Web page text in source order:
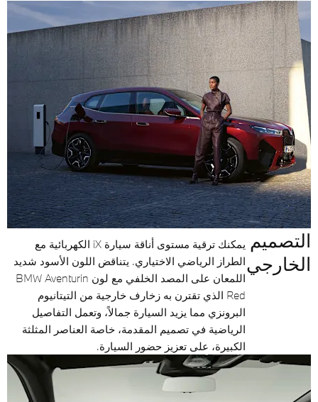
التصميم
الخارجي
يمكنك ترقية مستوى أناقة سيارة iX الكهربائية مع
الطراز الرياضي الاختياري. يتناقض اللون الأسود شديد
اللمعان على المصد الخلفي مع لون BMW Aventurin
Red الذي تقترن به زخارف خارجية من التيتانيوم
البرونزي مما يزيد السيارة جمالاً، وتعمل التفاصيل
الرياضية في تصميم المقدمة، خاصة العناصر المثلثة
الكبيرة، على تعزيز حضور السيارة.